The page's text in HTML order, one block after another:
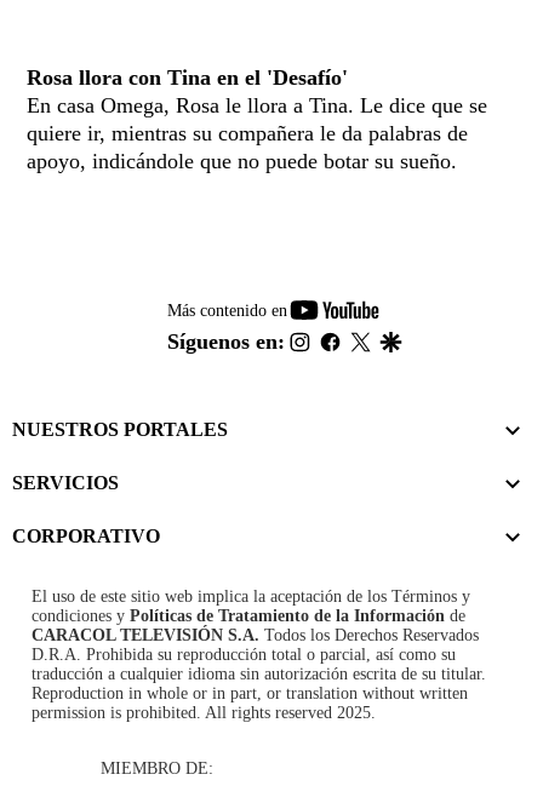
Rosa llora con Tina en el 'Desafío'
En casa Omega, Rosa le llora a Tina. Le dice que se
quiere ir, mientras su compañera le da palabras de
apoyo, indicándole que no puede botar su sueño.
Más contenido en
youtube-
footer
Síguenos en: instagram
facebook
twitter
NUESTROS PORTALES
SERVICIOS
CORPORATIVO
El uso de este sitio web implica la aceptación de los Términos y
condiciones y Políticas de Tratamiento de la Información de
CARACOL TELEVISIÓN S.A. Todos los Derechos Reservados
D.R.A. Prohibida su reproducción total o parcial, así como su
traducción a cualquier idioma sin autorización escrita de su titular.
Reproduction in whole or in part, or translation without written
permission is prohibited. All rights reserved 2025.
MIEMBRO DE: